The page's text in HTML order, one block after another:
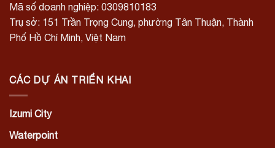
Mã số doanh nghiệp: 0309810183
Trụ sở: 151 Trần Trọng Cung, phường Tân Thuận, Thành
Phố Hồ Chí Minh, Việt Nam
CÁC DỰ ÁN TRIỂN KHAI
Izumi City
Waterpoint